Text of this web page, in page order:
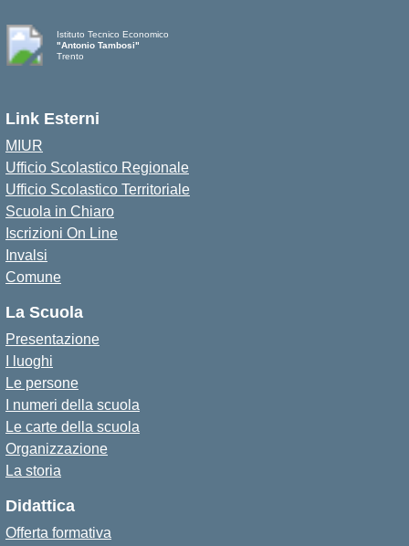
Istituto Tecnico Economico
"Antonio Tambosi"
Trento
Link Esterni
MIUR
Ufficio Scolastico Regionale
Ufficio Scolastico Territoriale
Scuola in Chiaro
Iscrizioni On Line
Invalsi
Comune
La Scuola
Presentazione
I luoghi
Le persone
I numeri della scuola
Le carte della scuola
Organizzazione
La storia
Didattica
Offerta formativa